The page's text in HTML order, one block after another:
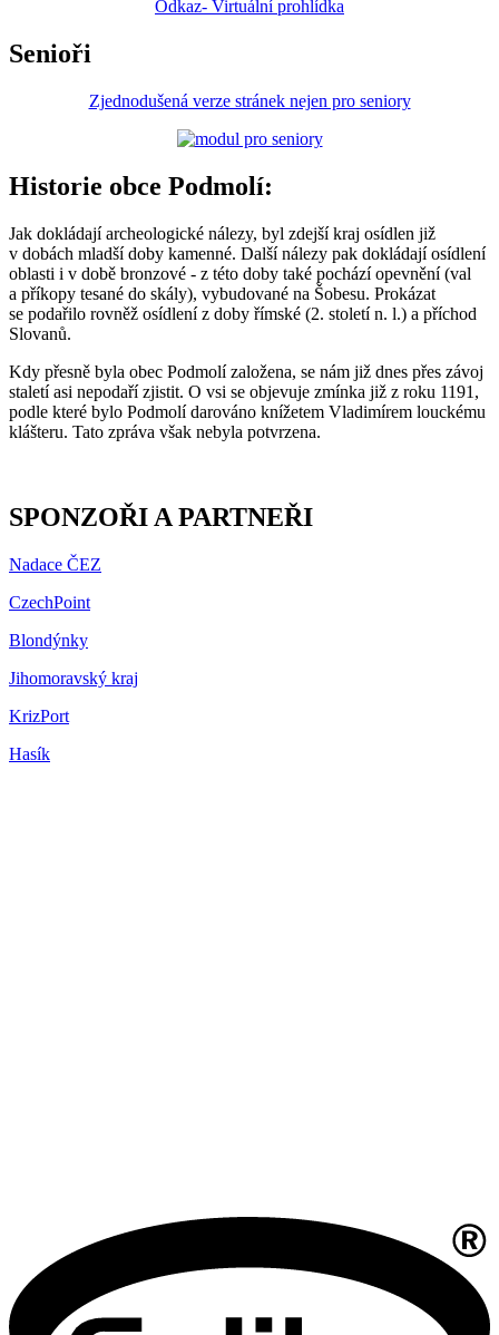
Odkaz- Virtuální prohlídka
Senioři
Zjednodušená verze stránek nejen pro seniory
Historie obce Podmolí:
Jak dokládají archeologické nálezy, byl zdejší kraj osídlen již
v dobách mladší doby kamenné. Další nálezy pak dokládají osídlení
oblasti i v době bronzové - z této doby také pochází opevnění (val
a příkopy tesané do skály), vybudované na Šobesu. Prokázat
se podařilo rovněž osídlení z doby římské (2. století n. l.) a příchod
Slovanů.
Kdy přesně byla obec Podmolí založena, se nám již dnes přes závoj
staletí asi nepodaří zjistit. O vsi se objevuje zmínka již z roku 1191,
podle které bylo Podmolí darováno knížetem Vladimírem louckému
klášteru. Tato zpráva však nebyla potvrzena.
SPONZOŘI A PARTNEŘI
Nadace ČEZ
CzechPoint
Blondýnky
Jihomoravský kraj
KrizPort
Hasík